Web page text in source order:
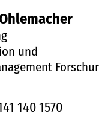
und
140 1570